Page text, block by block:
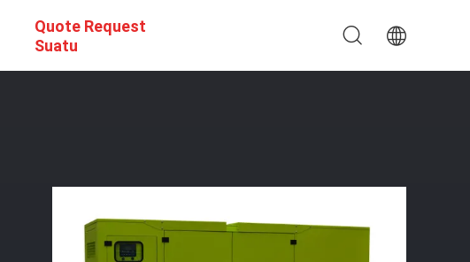
Quote Request
Suatu